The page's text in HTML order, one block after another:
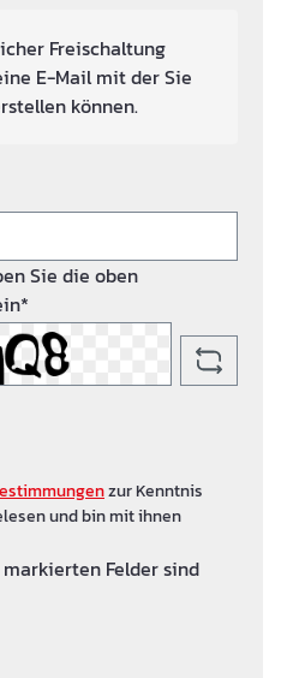
Freischaltung
E-Mail mit der Sie
können.
Sie die oben
zur Kenntnis
und bin mit ihnen
Felder sind